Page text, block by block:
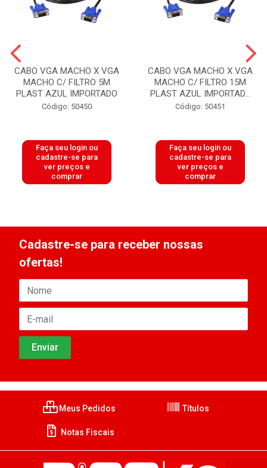
CABO VGA MACHO X VGA
MACHO C/ FILTRO 5M
PLAST AZUL IMPORTADO
Código: 50450
Faça seu login ou
cadastre-se para
ver preços e
comprar
CABO VGA MACHO X VGA
MACHO C/ FILTRO 15M
PLAST AZUL IMPORTAD...
Código: 50451
Faça seu login ou
cadastre-se para
ver preços e
comprar
Cadastre-se para receber nossas
ofertas!
Meus Pedidos Títulos
Notas Fiscais